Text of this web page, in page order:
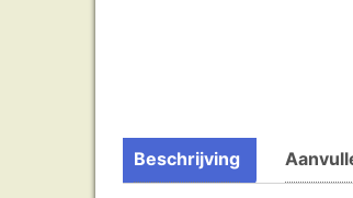
Beschrijving